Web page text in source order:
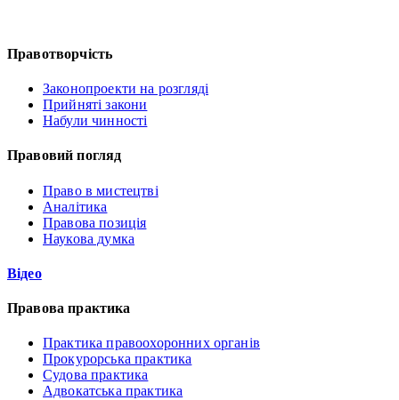
Правотворчість
Законопроекти на розгляді
Прийняті закони
Набули чинності
Правовий погляд
Право в мистецтві
Аналітика
Правова позиція
Наукова думка
Відео
Правова практика
Практика правоохоронних органів
Прокурорська практика
Судова практика
Адвокатська практика